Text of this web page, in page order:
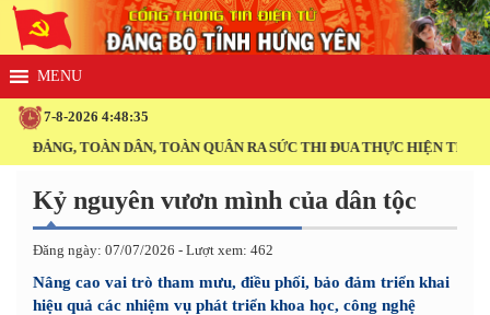
7-8-2026 4:48:36
DÂN, TOÀN QUÂN RA SỨC THI ĐUA THỰC HIỆN THẮNG LỢI NGHỊ
Kỷ nguyên vươn mình của dân tộc
Đăng ngày: 07/07/2026 - Lượt xem: 462
Nâng cao vai trò tham mưu, điều phối, bảo đảm triển khai
hiệu quả các nhiệm vụ phát triển khoa học, công nghệ